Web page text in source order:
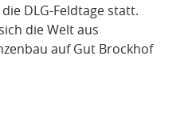
DLG-Feldtage statt.
die Welt aus
auf Gut Brockhof